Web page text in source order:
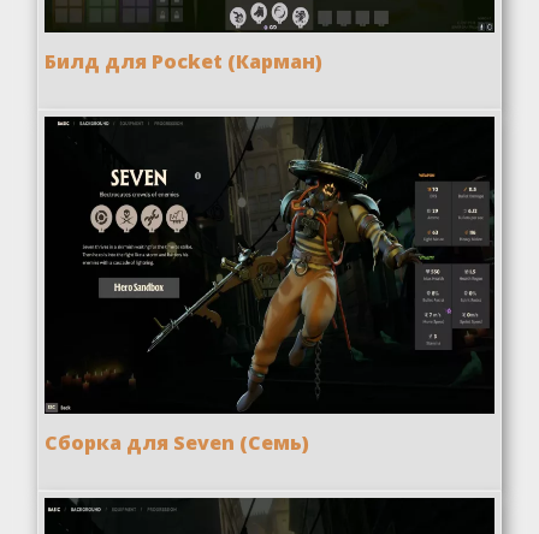
Билд для Pocket (Карман)
Сборка для Seven (Семь)